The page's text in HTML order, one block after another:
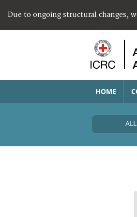
Due to ongoing structural changes,
HOME